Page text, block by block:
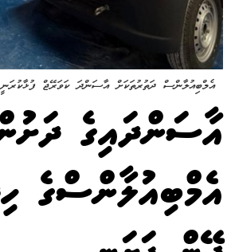
އެމްބިއުލާންސް ދަތުރުތަކަށް އާސަންދަ ކަވަރޭޖް ފުޅާކުރަނީ
އާސަންދައިގެ
އެމްބިއުލާންސްގެ